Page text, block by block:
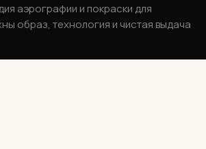
аэрографии и покраски для
образ, технология и чистая выдача